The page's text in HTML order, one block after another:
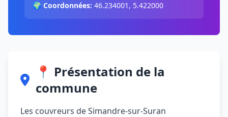
🌍 Coordonnées: 46.234001, 5.422000
📍 Présentation de la
commune
Les couvreurs de Simandre-sur-Suran